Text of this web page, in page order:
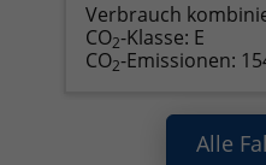
Verbrauch
CO2-Klasse: E
CO2-Emissionen:
Alle